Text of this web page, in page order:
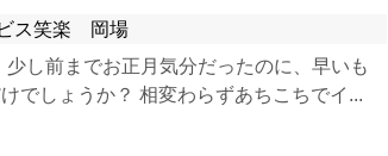
ス笑楽 岡場
し前までお正月気分だったのに、早いも
でしょうか？ 相変わらずあちこちでイ...